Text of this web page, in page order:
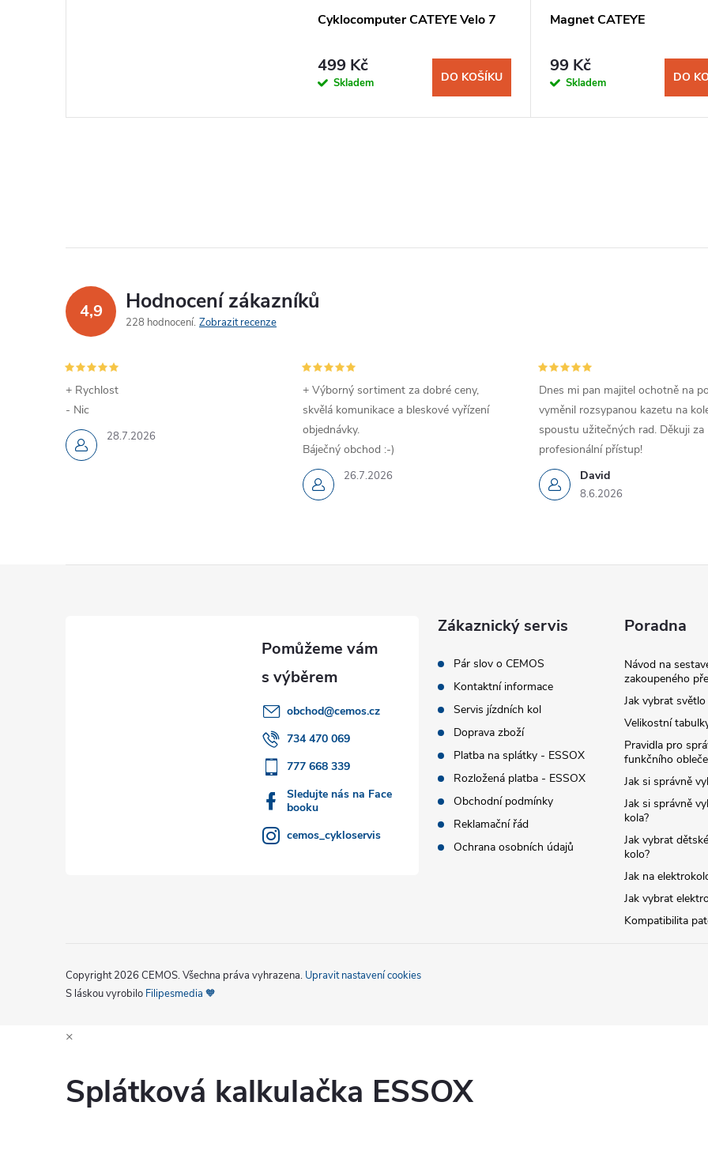
Cyklocomputer CATEYE Velo 7
499 Kč
Skladem DO KOŠÍKU
Magnet CATEYE
99 Kč
Skladem DO
4,9 Hodnocení zákazníků
228 hodnocení Zobrazit recenze
28.7.2026
+ Rychlost
- Nic
26.7.2026
+ Výborný sortiment za dobré ceny,
skvělá komunikace a bleskové vyřízení
objednávky.
Báječný obchod :-)
David
8.6.2026
Dnes mi pan majitel ochotně na
vyměnil rozsypanou kazetu na
spoustu užitečných rad. Děkuji za
profesionální přístup!
obchod@cemos.cz
734 470 069
777 668 339
Sledujte nás na Face
booku
cemos_cykloservis
Zákaznický servis
Pár slov o CEMOS
Kontaktní informace
Servis jízdních kol
Doprava zboží
Platba na splátky - ESSOX
Rozložená platba - ESSOX
Obchodní podmínky
Reklamační řád
Ochrana osobních údajů
Poradna
Návod na
zakoupeného
Jak vybrat
Velikostní
Pravidla pro
funkčního
Jak si správně
Jak si správně
kola?
Jak vybrat
kolo?
Jak na
Jak vybrat
Kompatibilita
Copyright 2026 CEMOS. Všechna práva vyhrazena. Upravit nastavení cookies
S láskou vyrobilo Filipesmedia 🧡
×
Splátková kalkulačka ESSOX